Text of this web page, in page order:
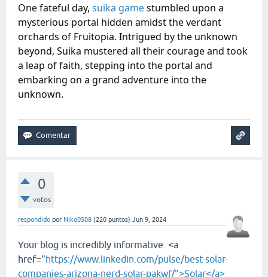
One fateful day, suika gamestumbled upon a
mysterious portal hidden amidst the verdant
orchards of Fruitopia. Intrigued by the unknown
beyond, Suika mustered all their courage and took
a leap of faith, stepping into the portal and
embarking on a grand adventure into the
unknown.
0
votos
respondido por Niko0508 (220 puntos) Jun 9, 2024
Your blog is incredibly informative. <a
href="https://www.linkedin.com/pulse/best-solar-
companies-arizona-nerd-solar-pakwf/">Solar</a>